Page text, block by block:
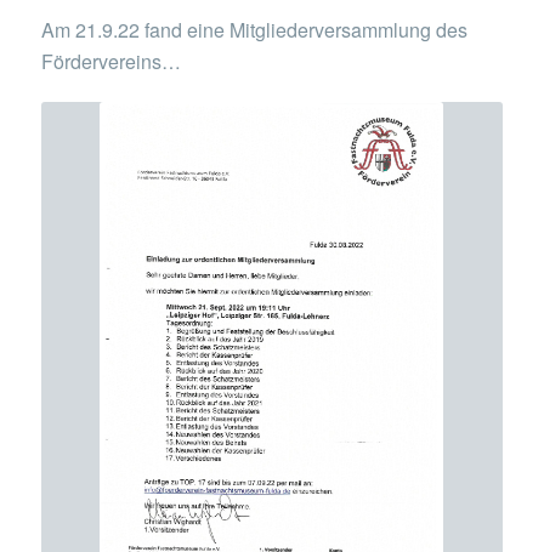
Am 21.9.22 fand eine Mitgliederversammlung des
Fördervereins…